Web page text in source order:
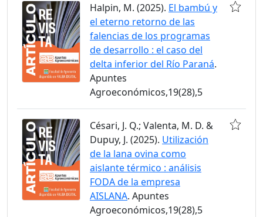
Halpin, M. (2025). El bambú y
el eterno retorno de las
falencias de los programas
de desarrollo : el caso del
delta inferior del Río Paraná.
Apuntes
Agroeconómicos,19(28),5
Césari, J. Q.; Valenta, M. D. &
Dupuy, J. (2025). Utilización
de la lana ovina como
aislante térmico : análisis
FODA de la empresa
AISLANA. Apuntes
Agroeconómicos,19(28),5